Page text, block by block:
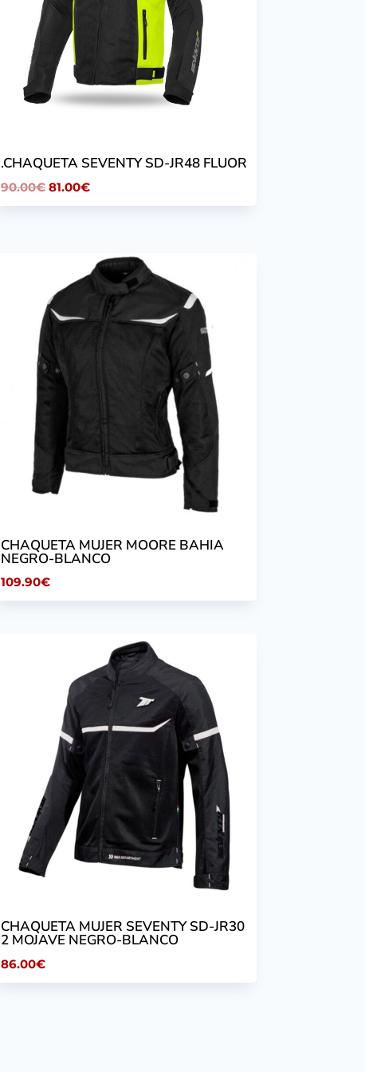
.CHAQUETA SEVENTY SD-JR48 FLUOR
90.00€El
precio
90.00€.
81.00€El
precio
81.00€.
CHAQUETA MUJER MOORE BAHIA
NEGRO-BLANCO
109.90€
CHAQUETA MUJER SEVENTY SD-JR30
2 MOJAVE NEGRO-BLANCO
86.00€